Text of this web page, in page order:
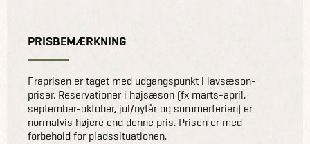
PRISBEMÆRKNING
Fraprisen er taget med udgangspunkt i lavsæson-
priser. Reservationer i højsæson (fx marts-april,
september-oktober, jul/nytår og sommerferien) er
normalvis højere end denne pris. Prisen er med
forbehold for pladssituationen.